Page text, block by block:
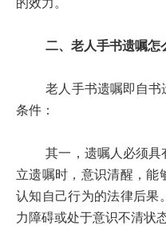
的效力。
二、老人手书遗嘱怎
老人手书遗嘱即自书遗
条件：
其一，遗嘱人必须具
立遗嘱时，意识清醒，能
认知自己行为的法律后果
力障碍或处于意识不清状